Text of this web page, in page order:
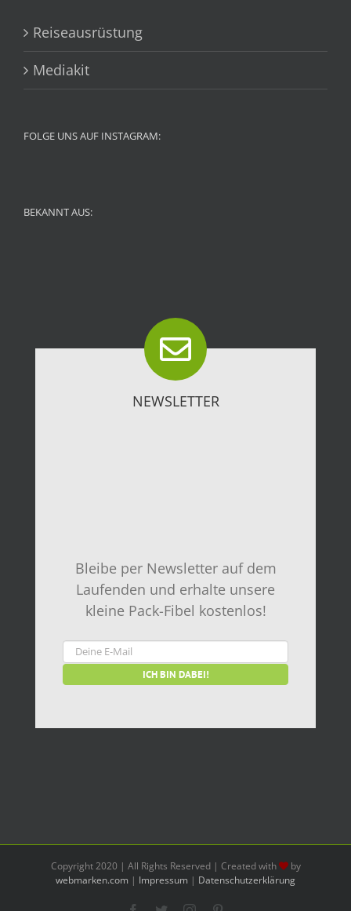
Reiseausrüstung
Mediakit
FOLGE UNS AUF INSTAGRAM:
BEKANNT AUS:
NEWSLETTER
Bleibe per Newsletter auf dem
Laufenden und erhalte unsere
kleine Pack-Fibel kostenlos!
Copyright 2020 | All Rights Reserved | Created with
by
webmarken.com | Impressum | Datenschutzerklärung